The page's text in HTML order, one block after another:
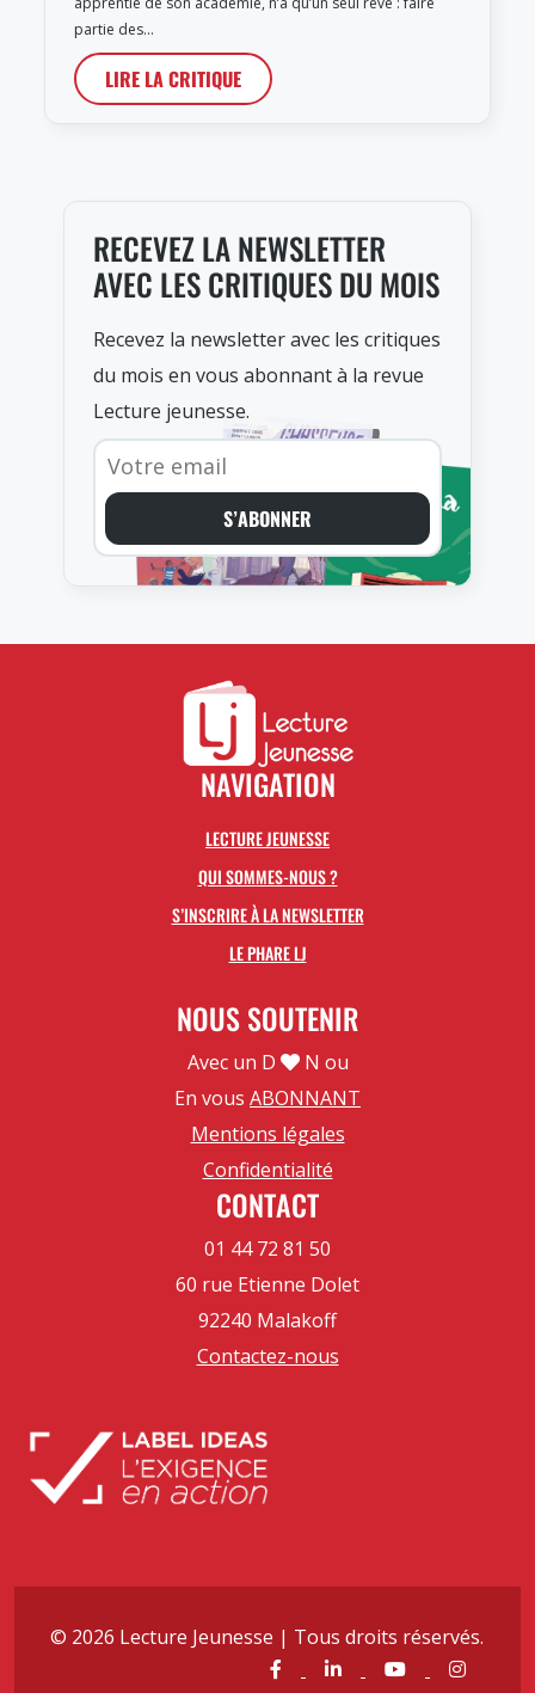
partie des…
LIRE LA CRITIQUE
RECEVEZ LA NEWSLETTER
AVEC LES CRITIQUES DU MOIS
Recevez la newsletter avec les critiques
du mois en vous abonnant à la revue
Lecture jeunesse.
S’ABONNER
NAVIGATION
LECTURE JEUNESSE
QUI SOMMES-NOUS ?
S’INSCRIRE À LA NEWSLETTER
LE PHARE LJ
NOUS SOUTENIR
Avec un D
N ou
En vous ABONNANT
Mentions légales
Confidentialité
CONTACT
01 44 72 81 50
60 rue Etienne Dolet
92240 Malakoff
Contactez-nous
© 2026 Lecture Jeunesse | Tous droits réservés.